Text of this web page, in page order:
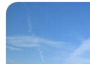
't
Hof
van
Schouwen
-
Schouwse
Valleien
-
Soeten
-